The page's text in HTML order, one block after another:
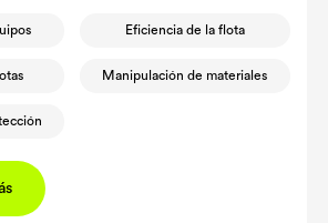
Eficiencia de la flota
Manipulación de materiales